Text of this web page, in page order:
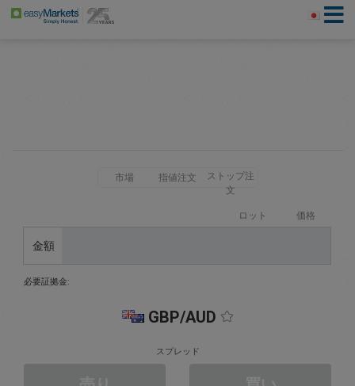
市場 指値注文
ストップ注
文
ロット 価格
金額
必要証拠金:
GBP/AUD
スプレッド